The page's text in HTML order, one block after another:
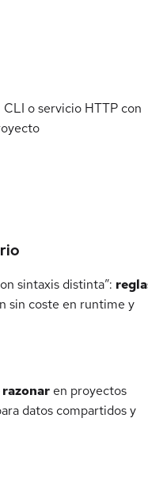
o servicio HTTP con
sintaxis distinta”:
sin coste en runtime y
en proyectos
datos compartidos y